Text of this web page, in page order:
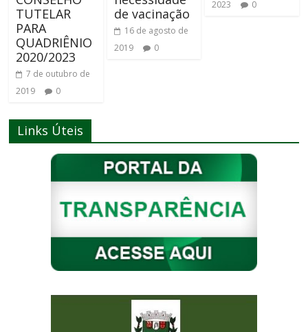
TUTELAR
PARA
QUADRIÊNIO
2020/2023
7 de outubro de
2019
0
de vacinação
16 de agosto de
2019
0
2023
0
Links Úteis